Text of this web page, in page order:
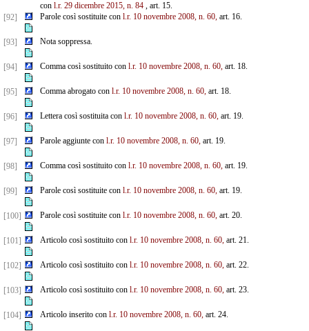
con l.r. 29 dicembre 2015, n. 84, art. 15.
[92]
Parole così sostituite con l.r. 10 novembre 2008, n. 60,art. 16.
[93] Nota soppressa.
[94] Comma così sostituito con l.r. 10 novembre 2008, n. 60,art. 18.
[95] Comma abrogato con l.r. 10 novembre 2008, n. 60,art. 18.
[96] Lettera così sostituita con l.r. 10 novembre 2008, n. 60,art. 19.
[97] Parole aggiunte con l.r. 10 novembre 2008, n. 60,art. 19.
[98] Comma così sostituito con l.r. 10 novembre 2008, n. 60,art. 19.
[99] Parole così sostituite con l.r. 10 novembre 2008, n. 60,art. 19.
[100] Parole così sostituite con l.r. 10 novembre 2008, n. 60,art. 20.
[101] Articolo così sostituito con l.r. 10 novembre 2008, n. 60,art. 21.
[102] Articolo così sostituito con l.r. 10 novembre 2008, n. 60,art. 22.
[103] Articolo così sostituito con l.r. 10 novembre 2008, n. 60,art. 23.
[104] Articolo inserito con l.r. 10 novembre 2008, n. 60,art. 24.